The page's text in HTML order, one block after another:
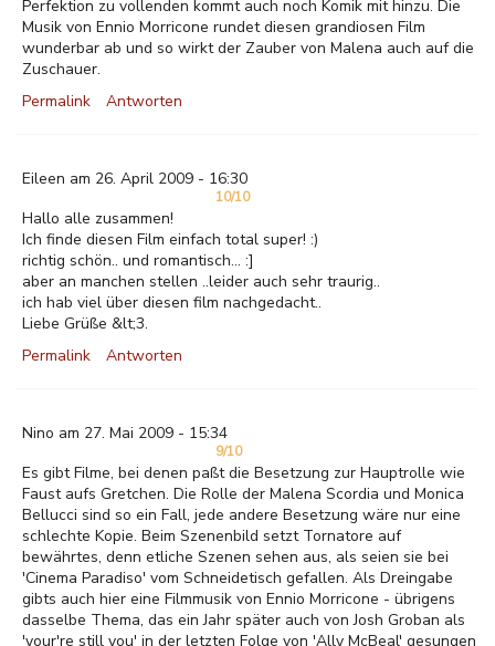
Perfektion zu vollenden kommt auch noch Komik mit hinzu. Die
Musik von Ennio Morricone rundet diesen grandiosen Film
wunderbar ab und so wirkt der Zauber von Malena auch auf die
Zuschauer.
Permalink
Antworten
Eileen am 26. April 2009 - 16:30
10/10
Hallo alle zusammen!
Ich finde diesen Film einfach total super! :)
richtig schön.. und romantisch... :]
aber an manchen stellen ..leider auch sehr traurig..
ich hab viel über diesen film nachgedacht..
Liebe Grüße &lt;3.
Permalink
Antworten
Nino am 27. Mai 2009 - 15:34
9/10
Es gibt Filme, bei denen paßt die Besetzung zur Hauptrolle wie
Faust aufs Gretchen. Die Rolle der Malena Scordia und Monica
Bellucci sind so ein Fall, jede andere Besetzung wäre nur eine
schlechte Kopie. Beim Szenenbild setzt Tornatore auf
bewährtes, denn etliche Szenen sehen aus, als seien sie bei
'Cinema Paradiso' vom Schneidetisch gefallen. Als Dreingabe
gibts auch hier eine Filmmusik von Ennio Morricone - übrigens
dasselbe Thema, das ein Jahr später auch von Josh Groban als
'your're still you' in der letzten Folge von 'Ally McBeal' gesungen